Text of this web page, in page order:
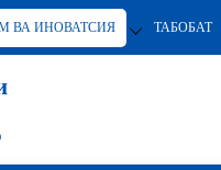
ВА ИНОВАТСИЯ ТАБОБАТ